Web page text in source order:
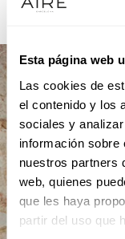
Esta página web
Las cookies de
el contenido y los
sociales y
información sobre
nuestros partners
web, quienes
que les haya
partir del uso que